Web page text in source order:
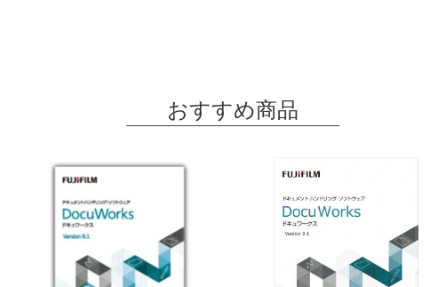
おすすめ商品